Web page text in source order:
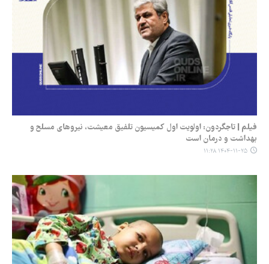
فیلم | تاجگردون: اولویت اول کمیسیون تلفیق معیشت، نیروهای مسلح و
بهداشت و درمان است
۱۴۰۴-۱۱-۲۵ ۱۱:۲۸